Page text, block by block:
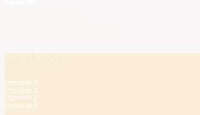
Unterseite 1
Unterseite 2
Unterseite 3
Unterseite 4